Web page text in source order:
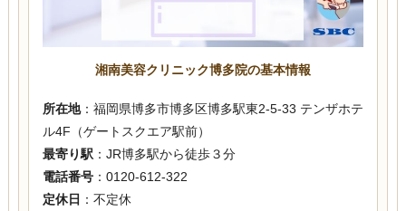
湘南美容クリニック博多院の基本情報
所在地：福岡県博多市博多区博多駅東2-5-33 テンザホテ
ル4F（ゲートスクエア駅前）
最寄り駅 ：JR博多駅から徒歩３分
電話番号：0120-612-322
定休日 ：不定休